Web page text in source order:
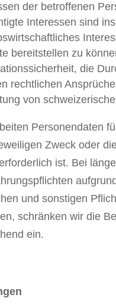
der betroffenen
Interessen sind
bereitstellen zu
die
rechtlichen
von
Personendaten
Zweck oder
ist. Bei
und sonstigen
schränken wir die
ein.